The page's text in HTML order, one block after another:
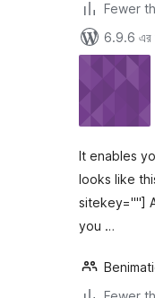
Fewer
6.9.6 এর
It enables
looks like
sitekey=""]
you …